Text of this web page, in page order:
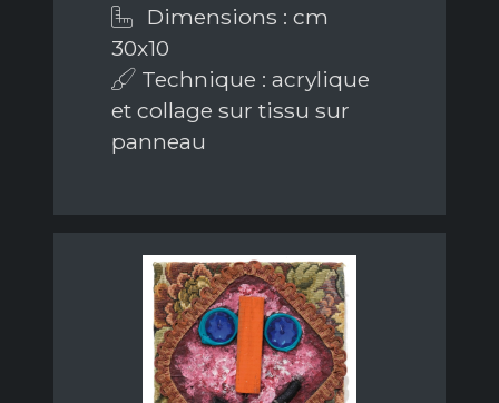
Dimensions : cm
30x10
Technique : acrylique
et collage sur tissu sur
panneau